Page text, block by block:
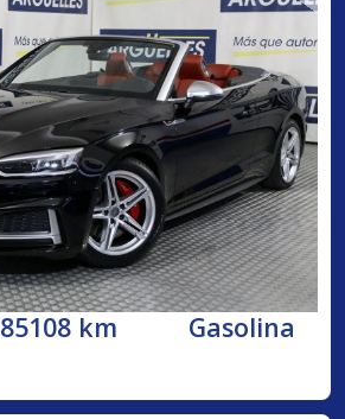
85108 km Gasolina